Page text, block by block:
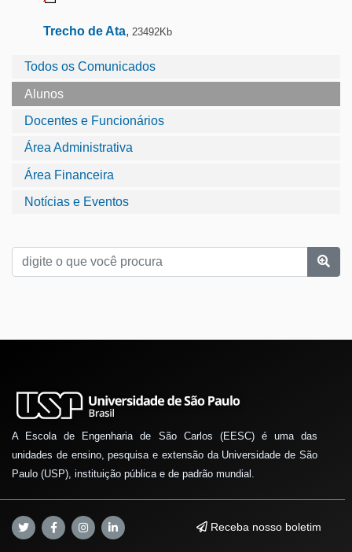
Todos os Comunicados
Alunos
Docentes e Funcionários
Área Administrativa
Área Financeira
Notícias e Eventos
Trecho de Ata, 23492Kb
A Escola de Engenharia de São Carlos (EESC) é uma das
unidades de ensino, pesquisa e extensão da Universidade de São
Paulo (USP), instituição pública e de padrão mundial.
Receba nosso boletim